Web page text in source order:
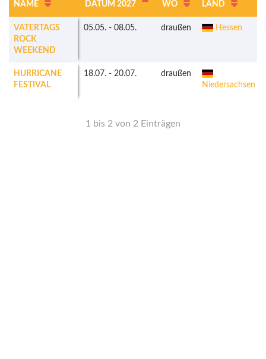
NAME DATUM 2027 WO LAND
VATERTAGS
ROCK
WEEKEND
05.05. - 08.05. draußen Hessen
HURRICANE
FESTIVAL
18.07. - 20.07.
draußen
Niedersachsen
1 bis 2 von 2 Einträgen